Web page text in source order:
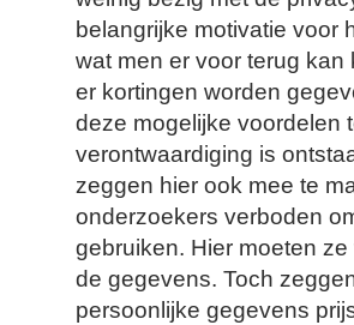
belangrijke motivatie voor
wat men er voor terug
er kortingen worden
deze mogelijke voordelen
verontwaardiging is
zeggen hier ook mee te
onderzoekers verboden
gebruiken. Hier moeten
de gegevens. Toch
persoonlijke gegevens